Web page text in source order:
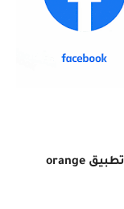
من المنزل و مكتبي و ميداني للعمل على تطبيق orange